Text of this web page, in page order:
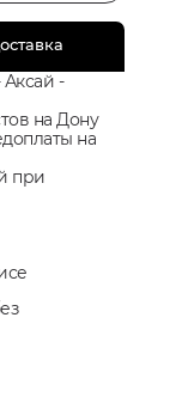
-
на Дону
на
при